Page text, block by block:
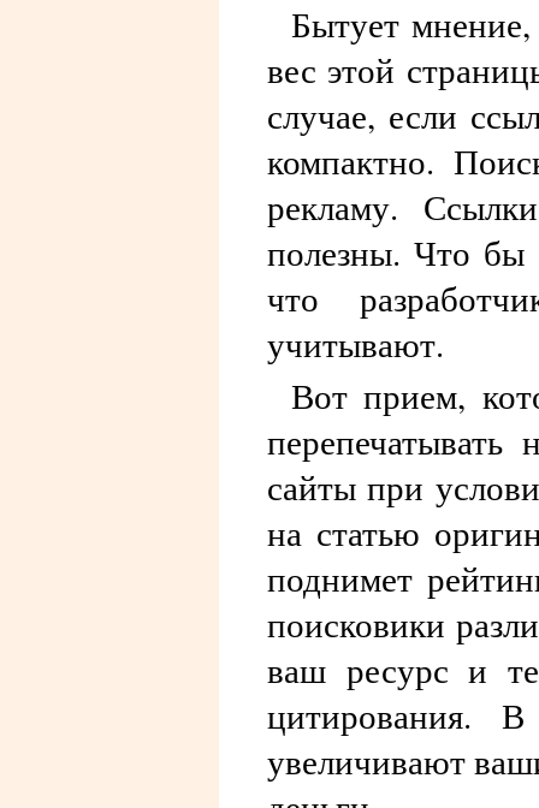
Бытует
вес этой
случае, если
компактно.
рекламу.
полезны. Что
что
учитывают.
Вот прием,
сайты при
на статью
поднимет
поисковики
ваш ресурс и
цитирования.
увеличивают